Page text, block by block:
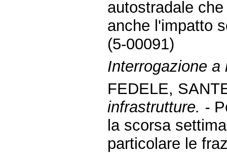
autostradale
anche l'impatto
(5-00091)
Interrogazione
FEDELE,
infrastrutture. -
la scorsa
particolare le